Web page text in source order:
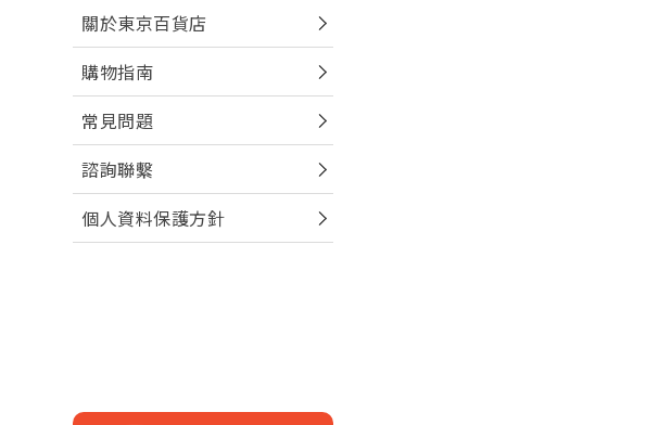
關於東京百貨店
購物指南
常見問題
諮詢聯繫
個人資料保護方針